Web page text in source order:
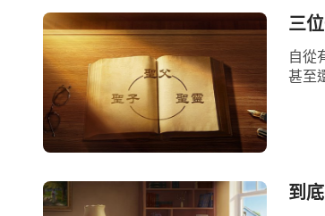
不以跟隨多年而狂妄。當耶穌告訴
傷，自己常常在暗地裏哭泣，但「
在漁船上哭泣，為此大作禱告
的作用一直在悲傷、流泪，當然這
的觀念，但耶穌心裏知道彼得的難
三
自從
甚至
到